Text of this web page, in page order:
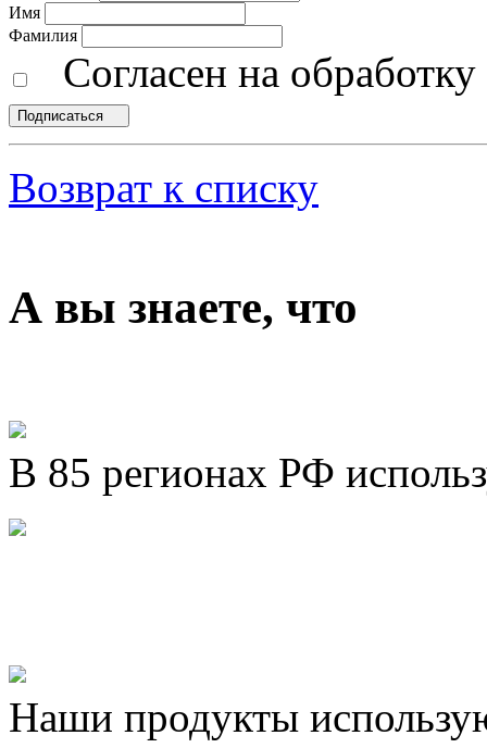
Имя
Фамилия
Согласен на
Подписаться
Возврат к списку
А вы знаете, что
В 85 регионах РФ
Наши продукты